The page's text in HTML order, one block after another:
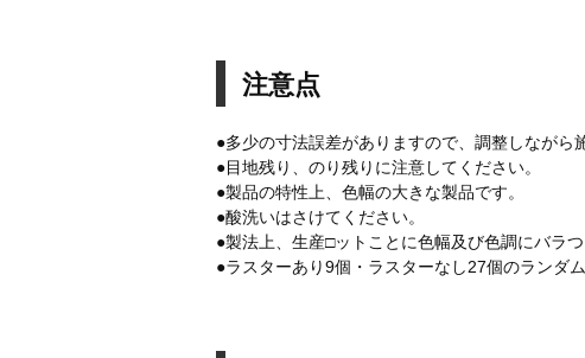
注意点
●多少の寸法誤差がありますので、調整しながら
●目地残り、のり残りに注意してください。
●製品の特性上、色幅の大きな製品です。
●酸洗いはさけてください。
●製法上、生産□ットことに色幅及び色調にバラ
●ラスターあり9個・ラスターなし27個のランダム